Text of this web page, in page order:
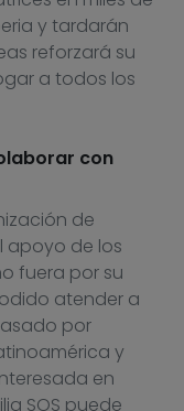
y tardarán
reforzará su
a todos los
con
de
apoyo de los
fuera por su
atender a
por
y
en
SOS puede